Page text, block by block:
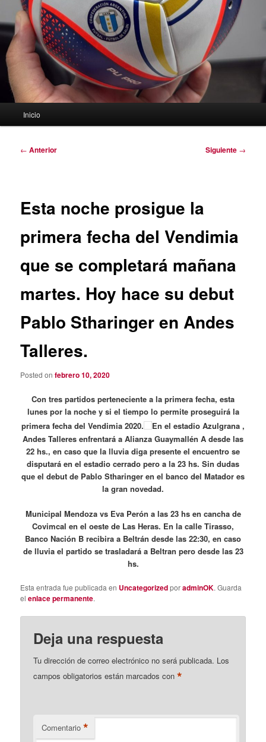
Inicio
Navegación
← Anterior Siguiente →
Esta noche prosigue la
primera fecha del Vendimia
que se completará mañana
martes. Hoy hace su debut
Pablo Stharinger en Andes
Talleres.
Posted onfebrero 10, 2020
Con tres partidos perteneciente a la primera fecha, esta
lunes por la noche y si el tiempo lo permite proseguirá la
primera fecha del Vendimia 2020.
En el estadio Azulgrana ,
Andes Talleres enfrentará a Alianza Guaymallén A desde las
22 hs., en caso que la lluvia diga presente el encuentro se
disputará en el estadio cerrado pero a la 23 hs. Sin dudas
que el debut de Pablo Stharinger en el banco del Matador es
la gran novedad.
Municipal Mendoza vs Eva Perón a las 23 hs en cancha de
Covimcal en el oeste de Las Heras. En la calle Tirasso,
Banco Nación B recibira a Beltrán desde las 22:30, en caso
de lluvia el partido se trasladará a Beltran pero desde las 23
hs.
Esta entrada fue publicada en UncategorizedporadminOK. Guarda
elenlace permanente.
Deja una respuesta
Tu dirección de correo electrónico no será publicada. Los
campos obligatorios están marcados con*
Comentario *